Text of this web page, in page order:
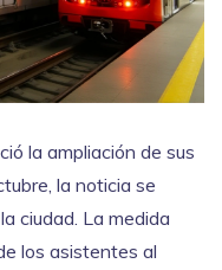
la ampliación de sus
la noticia se
ciudad. La medida
los asistentes al